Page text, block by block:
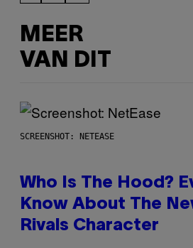
MEER
VAN DIT
SCREENSHOT: NETEASE
Who Is The Hood?
Know About The
Rivals Character